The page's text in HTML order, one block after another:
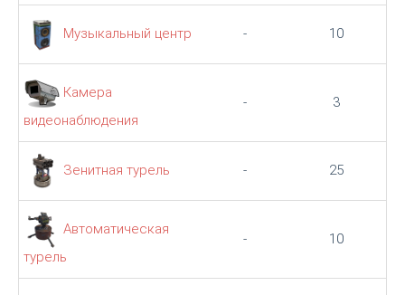
Музыкальный центр - 10
Камера
видеонаблюдения
- 3
Зенитная турель - 25
Автоматическая
турель
- 10